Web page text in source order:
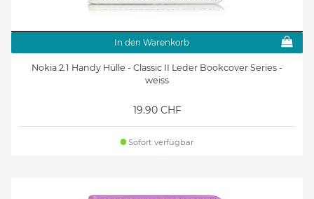
In den Warenkorb
Nokia 2.1 Handy Hülle - Classic II Leder Bookcover Series -
weiss
19.90 CHF
Sofort verfügbar